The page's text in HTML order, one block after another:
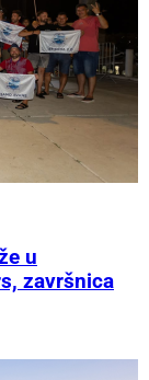
u
završnica